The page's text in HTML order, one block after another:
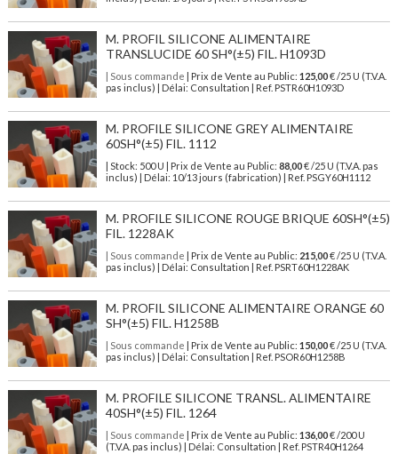
M. PROFIL SILICONE ALIMENTAIRE
TRANSLUCIDE 60 SH°(±5) FIL. H1093D
| Sous commande | Prix de Vente au Public: 125,00€ /25 U (T.V.A.
pas inclus) | Délai: Consultation | Ref. PSTR60H1093D
M. PROFILE SILICONE GREY ALIMENTAIRE
60SH°(±5) FIL. 1112
| Stock: 500 U | Prix de Vente au Public: 88,00€/25 U (T.V.A. pas
inclus)
| Délai: 10/13 jours (fabrication) | Ref. PSGY60H1112
M. PROFILE SILICONE ROUGE BRIQUE 60SH°(±5)
FIL. 1228AK
| Sous commande | Prix de Vente au Public: 215,00€ /25 U (T.V.A.
pas inclus) | Délai: Consultation | Ref. PSRT60H1228AK
M. PROFIL SILICONE ALIMENTAIRE ORANGE 60
SH°(±5) FIL. H1258B
| Sous commande | Prix de Vente au Public: 150,00€ /25 U (T.V.A.
pas inclus) | Délai: Consultation | Ref. PSOR60H1258B
M. PROFILE SILICONE TRANSL. ALIMENTAIRE
40SH°(±5) FIL. 1264
| Sous commande | Prix de Vente au Public: 136,00€ /200 U
(T.V.A. pas inclus) | Délai: Consultation | Ref. PSTR40H1264